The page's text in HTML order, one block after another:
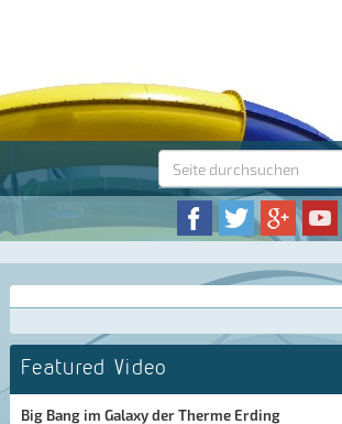
Featured Video
Big Bang im Galaxy der Therme Erding